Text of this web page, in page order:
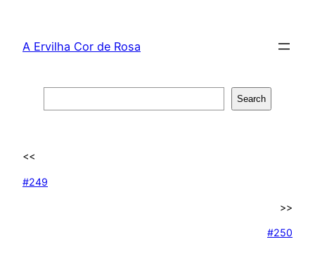
content
A Ervilha Cor de Rosa
Search
<<
#249
>>
#250